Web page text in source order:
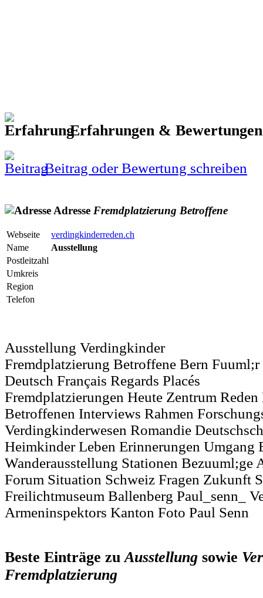
Erfahrungen &
Beitrag oder Bewertung schreiben
Adresse Fremdplatzierung Betroffene
Webseite
verdingkinderreden.ch
Name
Ausstellung
Postleitzahl
Umkreis
Region
Telefon
Ausstellung Verdingkinder
Fremdplatzierung Betroffene Bern Fuuml;r
Deutsch Français Regards Placés
Fremdplatzierungen Heute Zentrum
Betroffenen Interviews Rahmen
Verdingkinderwesen Romandie
Heimkinder Leben Erinnerungen Umgang
Wanderausstellung Stationen Bezuuml;ge
Forum Situation Schweiz Fragen Zukunft
Freilichtmuseum Ballenberg Paul_senn_
Armeninspektors Kanton Foto Paul Senn
Beste Einträge zuAusstellung sowie
Fremdplatzierung